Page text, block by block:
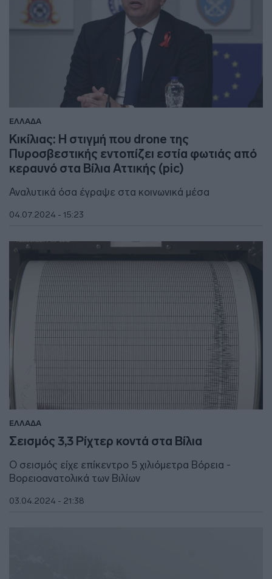
ΕΛΛΑΔΑ
Κικίλιας: Η στιγμή που drone της
Πυροσβεστικής εντοπίζει εστία φωτιάς από
κεραυνό στα Βίλια Αττικής (pic)
Αναλυτικά όσα έγραψε στα κοινωνικά μέσα
04.07.2024 - 15:23
ΕΛΛΑΔΑ
Σεισμός 3,3 Ρίχτερ κοντά στα Βίλια
Ο σεισμός είχε επίκεντρο 5 χιλιόμετρα Βόρεια -
Βορειοανατολικά των Βιλίων
03.04.2024 - 21:38